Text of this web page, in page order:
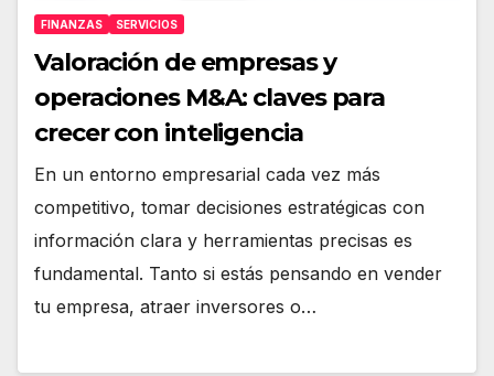
FINANZAS SERVICIOS
Valoración de empresas y
operaciones M&A: claves para
crecer con inteligencia
En un entorno empresarial cada vez más
competitivo, tomar decisiones estratégicas con
información clara y herramientas precisas es
fundamental. Tanto si estás pensando en vender
tu empresa, atraer inversores o…